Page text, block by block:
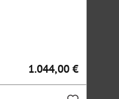
Regulärer Preis:
1.044,00 €